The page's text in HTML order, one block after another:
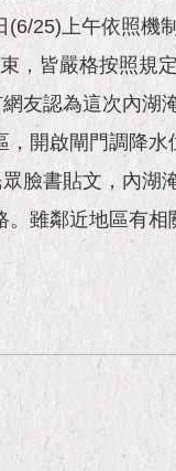
(6/25)上午依照機
，皆嚴格按照規
認為這次內湖淹
，開啟閘門調降水
書貼文，內湖淹
。雖鄰近地區有相